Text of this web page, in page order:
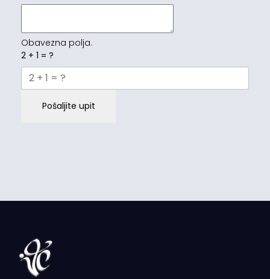
Obavezna polja.
2 + 1 = ?
Pošaljite upit